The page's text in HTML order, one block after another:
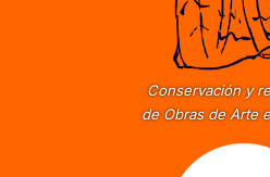
Conservación y
de Obras de Arte